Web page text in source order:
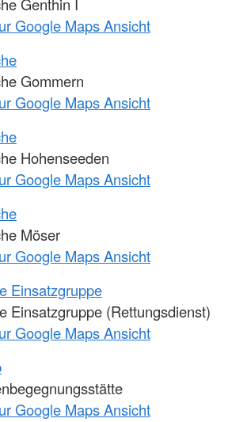
Google Maps Ansicht
Gommern
Google Maps Ansicht
Hohenseeden
Google Maps Ansicht
Möser
Google Maps Ansicht
Einsatzgruppe
Einsatzgruppe (Rettungsdienst)
Google Maps Ansicht
Google Maps Ansicht